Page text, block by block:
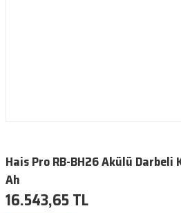
Hais Pro RB-BH26 Akülü Darbeli
Ah
16.543,65 TL